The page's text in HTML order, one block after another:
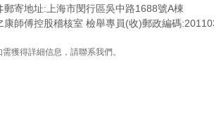
郵寄地址:上海市閔行區吳中路1688號A棟
康師傅控股稽核室 檢舉專員(收)郵政編碼
需獲得詳細信息，請聯系我們。